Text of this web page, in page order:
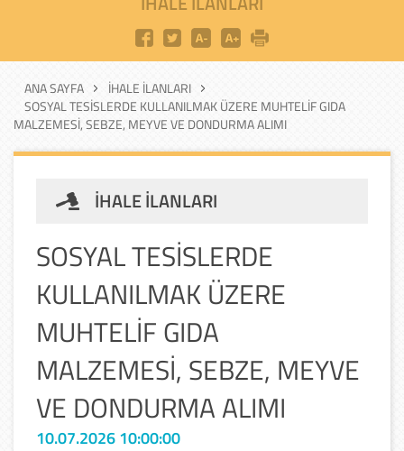
ANA SAYFA
IHALE ILANLARI
SOSYAL TESİSLERDE KULLANILMAK ÜZERE MUHTELİF GIDA
MALZEMESİ, SEBZE, MEYVE VE DONDURMA ALIMI
IHALE ILANLARI
SOSYAL TESİSLERDE
KULLANILMAK ÜZERE
MUHTELİF GIDA
MALZEMESİ, SEBZE, MEYVE
VE DONDURMA ALIMI
10.07.2026 10:00:00